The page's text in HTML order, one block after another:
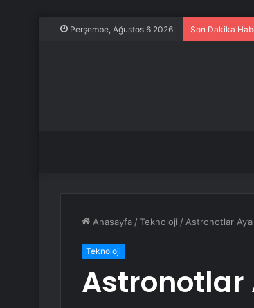
Perşembe, Ağustos 6 2026 Son Dakika
Anasayfa /Teknoloji / Astronotlar
Teknoloji
Astronotlar